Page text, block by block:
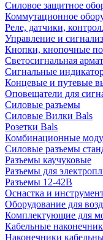
Силовое защитное
Коммутационное
Реле, датчики,
Управление и
Кнопки, кнопочные
Светосигнальная
Сигнальные
Концевые и путевые
Оповещатели для
Силовые разъемы
Силовые Вилки Bals
Розетки Bals
Комбинационные
Силовые разъемы
Разъемы каучуковые
Разъемы для
Разъемы 12-42В
Оснастка и
Оборудование для
Комплектующие для
Кабельные
Наконечники